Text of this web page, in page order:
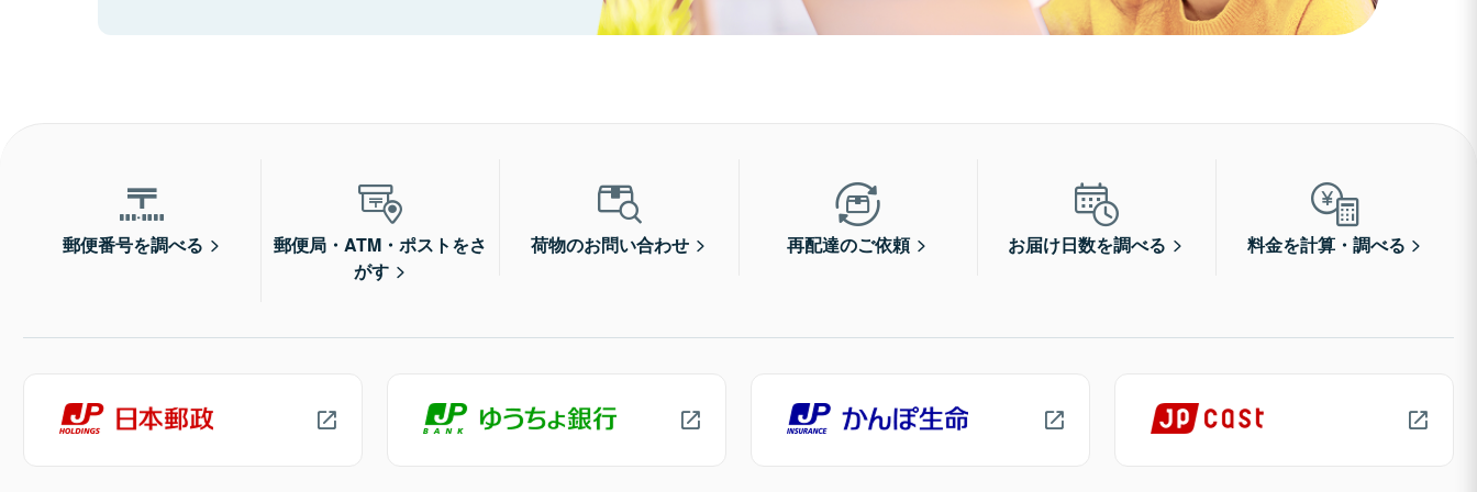
郵便番号を調べる
郵便局・ATM・ポストをさ
がす
荷物のお問い合わせ 再配達のご依頼 お届け日数を調べる 料金を計算・調べる